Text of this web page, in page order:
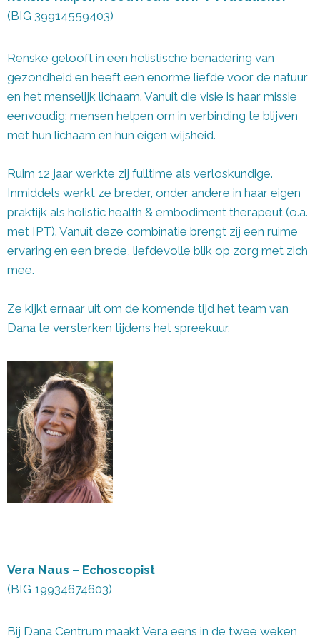
(BIG 39914559403)
Renske gelooft in een holistische benadering van
gezondheid en heeft een enorme liefde voor de natuur
en het menselijk lichaam. Vanuit die visie is haar missie
eenvoudig: mensen helpen om in verbinding te blijven
met hun lichaam en hun eigen wijsheid.
Ruim 12 jaar werkte zij fulltime als verloskundige.
Inmiddels werkt ze breder, onder andere in haar eigen
praktijk als holistic health & embodiment therapeut (o.a.
met IPT). Vanuit deze combinatie brengt zij een ruime
ervaring en een brede, liefdevolle blik op zorg met zich
mee.
Ze kijkt ernaar uit om de komende tijd het team van
Dana te versterken tijdens het spreekuur.
Vera Naus – Echoscopist
(BIG 19934674603)
Bij Dana Centrum maakt Vera eens in de twee weken